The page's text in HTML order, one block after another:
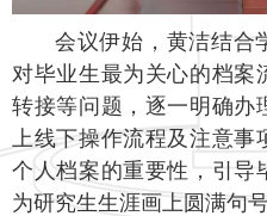
会议伊始，黄洁结合
对毕业生最为关心的档案
转接等问题，逐一明确办
上线下操作流程及注意
个人档案的重要性，引导
为研究生生涯画上圆满句号